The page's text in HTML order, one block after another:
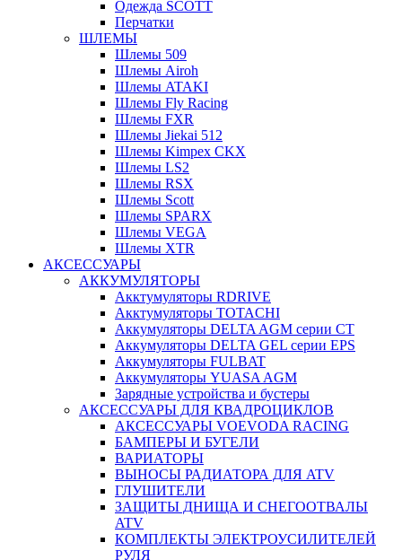
Одежда SCOTT
Перчатки
ШЛЕМЫ
Шлемы 509
Шлемы Airoh
Шлемы ATAKI
Шлемы Fly Racing
Шлемы FXR
Шлемы Jiekai 512
Шлемы Kimpex CKX
Шлемы LS2
Шлемы RSX
Шлемы Scott
Шлемы SPARX
Шлемы VEGA
Шлемы XTR
АКСЕССУАРЫ
АККУМУЛЯТОРЫ
Акктумуляторы RDRIVE
Акктумуляторы TOTACHI
Аккумуляторы DELTA AGM серии CT
Аккумуляторы DELTA GEL серии EPS
Аккумуляторы FULBAT
Аккумуляторы YUASA AGM
Зарядные устройства и бустеры
АКСЕССУАРЫ ДЛЯ КВАДРОЦИКЛОВ
АКСЕССУАРЫ VOEVODA RACING
БАМПЕРЫ И БУГЕЛИ
ВАРИАТОРЫ
ВЫНОСЫ РАДИАТОРА ДЛЯ ATV
ГЛУШИТЕЛИ
ЗАЩИТЫ ДНИЩА И СНЕГООТВАЛЫ
ATV
КОМПЛЕКТЫ ЭЛЕКТРОУСИЛИТЕЛЕЙ
РУЛЯ